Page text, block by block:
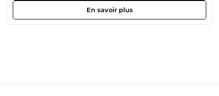
et l’innovation au service de vos constructions pour
transformer vos idées en ouvrages solides et performants.
En savoir plus